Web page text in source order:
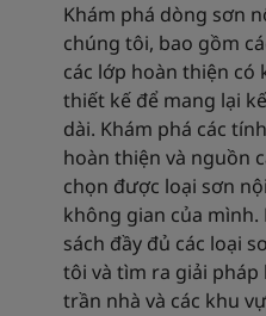
Khám phá dòng sơn
chúng tôi, bao gồm
các lớp hoàn thiện
thiết kế để mang lại
dài. Khám phá các
hoàn thiện và nguồn
chọn được loại sơn
không gian của
sách đầy đủ các loại
tôi và tìm ra giải
trần nhà và các khu